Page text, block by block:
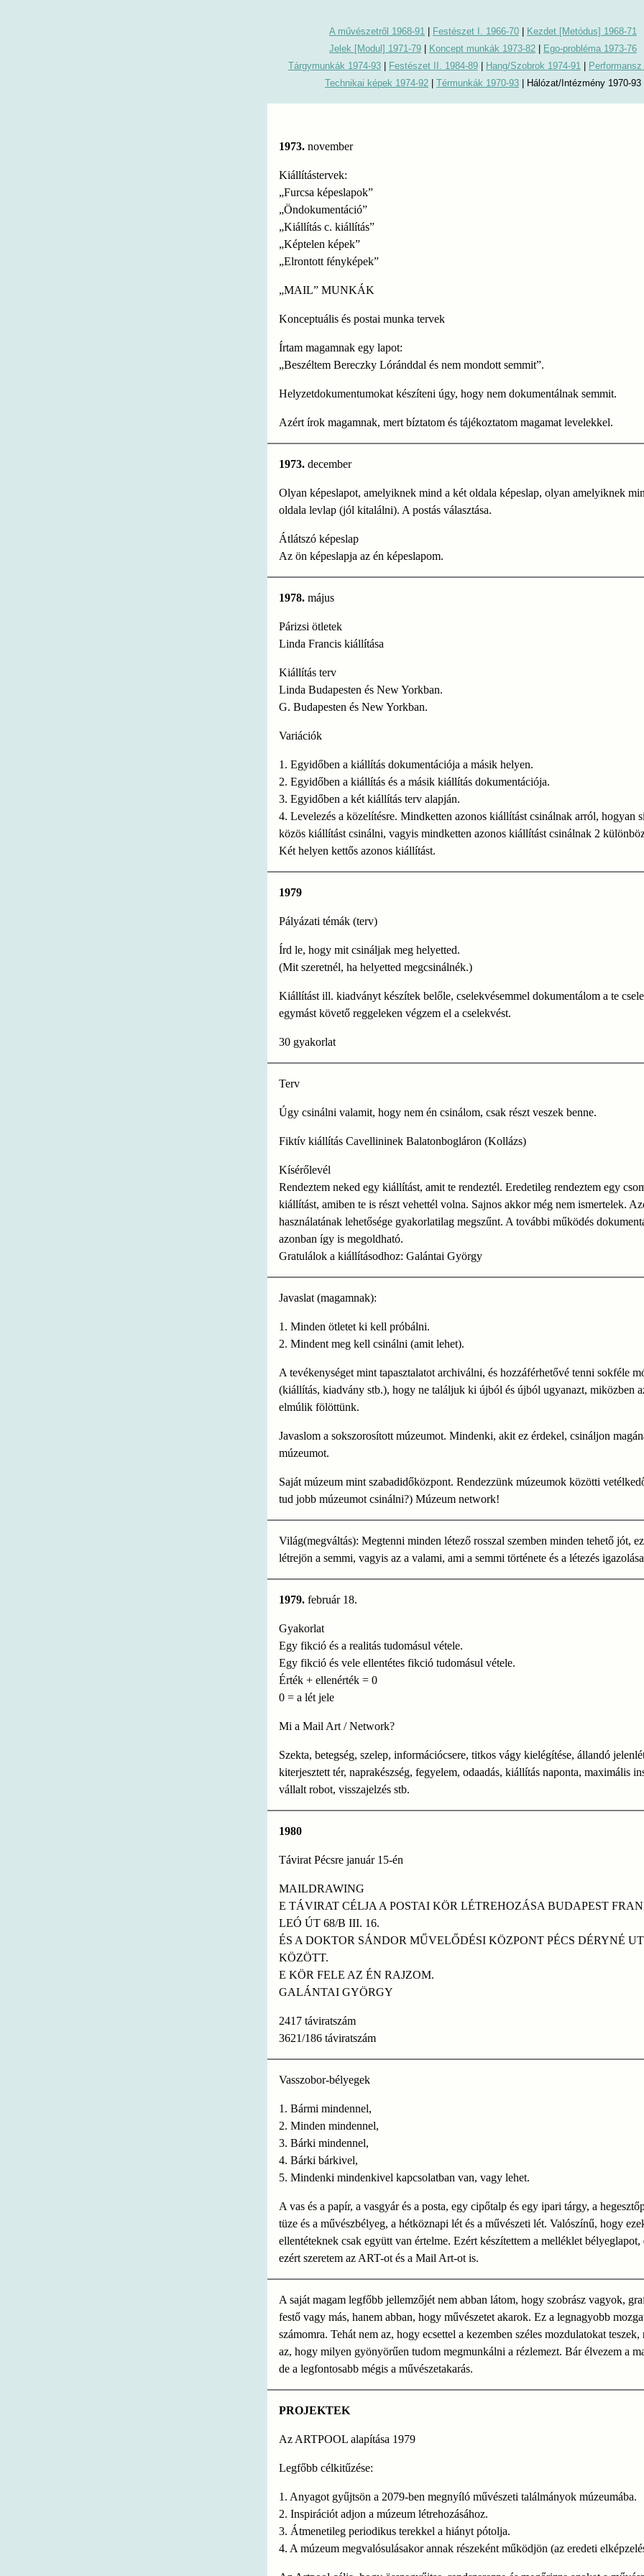
A művészetről 1968-91 Festészet I. 1966-70
Kezdet [Metódus] 1968-71
Jelek [Modul] 1971-79
Koncept munkák 1973-82
Ego-probléma 1973-76
Tárgymunkák 1974-93
Festészet II. 1984-89 Hang/Szobrok 1974-91
Technikai képek 1974-92
Térmunkák 1970-93 Hálózat/Intézmény 1970-93
1973. november
Kiállítástervek:
„Furcsa képeslapok”
„Öndokumentáció”
„Kiállítás c. kiállítás”
„Képtelen képek”
„Elrontott fényképek”
„MAIL” MUNKÁK
Konceptuális és postai munka tervek
Írtam magamnak egy lapot:
„Beszéltem Bereczky Lóránddal és nem mondott semmit”.
Helyzetdokumentumokat készíteni úgy, hogy nem dokumentálnak semmit.
Azért írok magamnak, mert bíztatom és tájékoztatom magamat levelekkel.
1973. december
Olyan képeslapot, amelyiknek mind a két oldala képeslap, olyan amelyiknek
oldala levlap (jól kitalálni). A postás választása.
Átlátszó képeslap
Az ön képeslapja az én képeslapom.
1978. május
Párizsi ötletek
Linda Francis kiállítása
Kiállítás terv
Linda Budapesten és New Yorkban.
G. Budapesten és New Yorkban.
Variációk
1. Egyidőben a kiállítás dokumentációja a másik helyen.
2. Egyidőben a kiállítás és a másik kiállítás dokumentációja.
3. Egyidőben a két kiállítás terv alapján.
4. Levelezés a közelítésre. Mindketten azonos kiállítást csinálnak arról, hogyan
közös kiállítást csinálni, vagyis mindketten azonos kiállítást csinálnak 2
Két helyen kettős azonos kiállítást.
1979
Pályázati témák (terv)
Írd le, hogy mit csináljak meg helyetted.
(Mit szeretnél, ha helyetted megcsinálnék.)
Kiállítást ill. kiadványt készítek belőle, cselekvésemmel dokumentálom a te
egymást követő reggeleken végzem el a cselekvést.
30 gyakorlat
Terv
Úgy csinálni valamit, hogy nem én csinálom, csak részt veszek benne.
Fiktív kiállítás Cavellininek Balatonbogláron (Kollázs)
Kísérőlevél
Rendeztem neked egy kiállítást, amit te rendeztél. Eredetileg rendeztem egy
kiállítást, amiben te is részt vehettél volna. Sajnos akkor még nem ismertelek.
használatának lehetősége gyakorlatilag megszűnt. A további működés
azonban így is megoldható.
Gratulálok a kiállításodhoz: Galántai György
Javaslat (magamnak):
1. Minden ötletet ki kell próbálni.
2. Mindent meg kell csinálni (amit lehet).
A tevékenységet mint tapasztalatot archiválni, és hozzáférhetővé tenni sokféle
(kiállítás, kiadvány stb.), hogy ne találjuk ki újból és újból ugyanazt, miközben
elmúlik fölöttünk.
Javaslom a sokszorosított múzeumot. Mindenki, akit ez érdekel, csináljon
múzeumot.
Saját múzeum mint szabadidőközpont. Rendezzünk múzeumok közötti
tud jobb múzeumot csinálni?) Múzeum network!
Világ(megváltás): Megtenni minden létező rosszal szemben minden tehető jót,
létrejön a semmi, vagyis az a valami, ami a semmi története és a létezés
1979. február 18.
Gyakorlat
Egy fikció és a realitás tudomásul vétele.
Egy fikció és vele ellentétes fikció tudomásul vétele.
Érték + ellenérték = 0
0 = a lét jele
Mi a Mail Art / Network?
Szekta, betegség, szelep, információcsere, titkos vágy kielégítése, állandó
kiterjesztett tér, naprakészség, fegyelem, odaadás, kiállítás naponta, maximális
vállalt robot, visszajelzés stb.
1980
Távirat Pécsre január 15-én
MAILDRAWING
E TÁVIRAT CÉLJA A POSTAI KÖR LÉTREHOZÁSA BUDAPEST
LEÓ ÚT 68/B III. 16.
ÉS A DOKTOR SÁNDOR MŰVELŐDÉSI KÖZPONT PÉCS DÉRYNÉ
KÖZÖTT.
E KÖR FELE AZ ÉN RAJZOM.
GALÁNTAI GYÖRGY
2417 táviratszám
3621/186 táviratszám
Vasszobor-bélyegek
1. Bármi mindennel,
2. Minden mindennel,
3. Bárki mindennel,
4. Bárki bárkivel,
5. Mindenki mindenkivel kapcsolatban van, vagy lehet.
A vas és a papír, a vasgyár és a posta, egy cipőtalp és egy ipari tárgy, a
tüze és a művészbélyeg, a hétköznapi lét és a művészeti lét. Valószínű, hogy
ellentéteknek csak együtt van értelme. Ezért készítettem a melléklet bélyeglapot,
ezért szeretem az ART-ot és a Mail Art-ot is.
A saját magam legfőbb jellemzőjét nem abban látom, hogy szobrász vagyok,
festő vagy más, hanem abban, hogy művészetet akarok. Ez a legnagyobb
számomra. Tehát nem az, hogy ecsettel a kezemben széles mozdulatokat teszek,
az, hogy milyen gyönyörűen tudom megmunkálni a rézlemezt. Bár élvezem a
de a legfontosabb mégis a művészetakarás.
PROJEKTEK
Az ARTPOOL alapítása 1979
Legfőbb célkitűzése:
1. Anyagot gyűjtsön a 2079-ben megnyíló művészeti találmányok múzeumába.
2. Inspirációt adjon a múzeum létrehozásához.
3. Átmenetileg periodikus terekkel a hiányt pótolja.
4. A múzeum megvalósulásakor annak részeként működjön (az eredeti